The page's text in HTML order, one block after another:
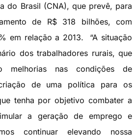
do Brasil (CNA), que prevê, para
de R$ 318 bilhões, com
em relação a 2013. “A situação
dos trabalhadores rurais, que
melhorias nas condições de
de uma política para os
tenha por objetivo combater a
a geração de emprego e
continuar elevando nossa